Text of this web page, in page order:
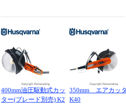
400mm油圧駆動式カッ
ター(ブレード別売) K2
350mm エアカッ
K40